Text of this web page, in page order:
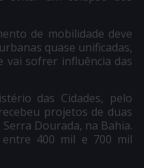
de mobilidade deve
quase unificadas,
vai sofrer influência das
das Cidades, pelo
projetos de duas
Dourada, na Bahia.
400 mil e 700 mil